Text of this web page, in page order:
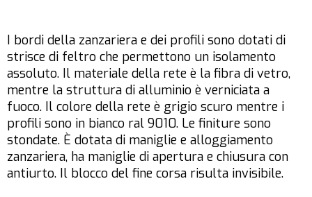
I bordi della zanzariera e dei profili sono dotati di
strisce di feltro che permettono un isolamento
assoluto. Il materiale della rete è la fibra di vetro,
mentre la struttura di alluminio è verniciata a
fuoco. Il colore della rete è grigio scuro mentre i
profili sono in bianco ral 9010. Le finiture sono
stondate. È dotata di maniglie e alloggiamento
zanzariera, ha maniglie di apertura e chiusura con
antiurto. Il blocco del fine corsa risulta invisibile.